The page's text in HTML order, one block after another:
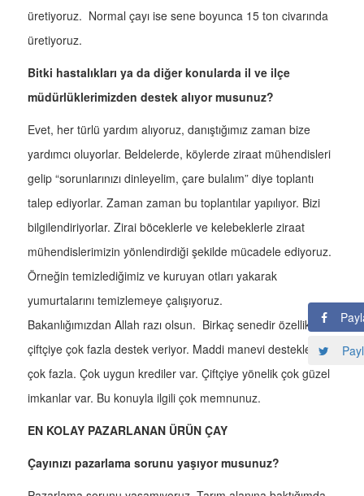
üretiyoruz. Normal çayı ise sene boyunca 15 ton civarında
üretiyoruz.
Bitki hastalıkları ya da diğer konularda il ve ilçe
müdürlüklerimizden destek alıyor musunuz?
Evet, her türlü yardım alıyoruz, danıştığımız zaman bize
yardımcı oluyorlar. Beldelerde, köylerde ziraat mühendisleri
gelip “sorunlarınızı dinleyelim, çare bulalım” diye toplantı
talep ediyorlar. Zaman zaman bu toplantılar yapılıyor. Bizi
bilgilendiriyorlar. Zirai böceklerle ve kelebeklerle ziraat
mühendislerimizin yönlendirdiği şekilde mücadele ediyoruz.
Örneğin temizlediğimiz ve kuruyan otları yakarak
yumurtalarını temizlemeye çalışıyoruz.
Bakanlığımızdan Allah razı olsun. Birkaç senedir özellikle
çiftçiye çok fazla destek veriyor. Maddi manevi destekleri
çok fazla. Çok uygun krediler var. Çiftçiye yönelik çok güzel
imkanlar var. Bu konuyla ilgili çok memnunuz.
EN KOLAY PAZARLANAN ÜRÜN ÇAY
Çayınızı pazarlama sorunu yaşıyor musunuz?